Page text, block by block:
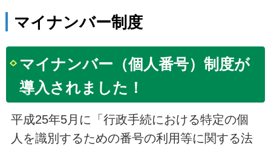
マイナンバー制度
マイナンバー（個人番号）制度が
導入されました！
平成25年5月に「行政手続における特定の個
人を識別するための番号の利用等に関する法